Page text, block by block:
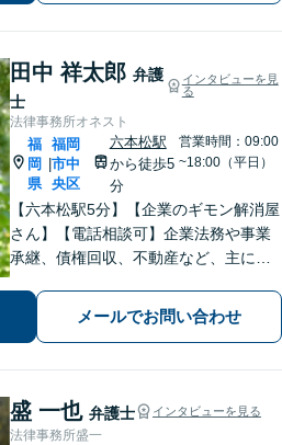
田中 祥太郎 弁護
士
インタビューを見
る
法律事務所オネスト
福
岡
県
福岡
市中
央区
六本松駅
から徒歩5
分
営業時間：09:00
~18:00（平日）
【六本松駅5分】【企業のギモン解消屋
さん】【電話相談可】企業法務や事業
承継、債権回収、不動産など、主に企
のみなさまが安心して本業に専念でき
るよう、法律に関するちょっとした疑
メールでお問い合わせ
盛 一也 弁護士 インタビューを見る
法律事務所盛一